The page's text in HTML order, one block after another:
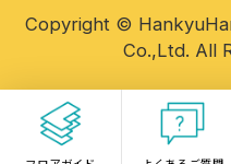
Copyright ©
Co.,Ltd. All